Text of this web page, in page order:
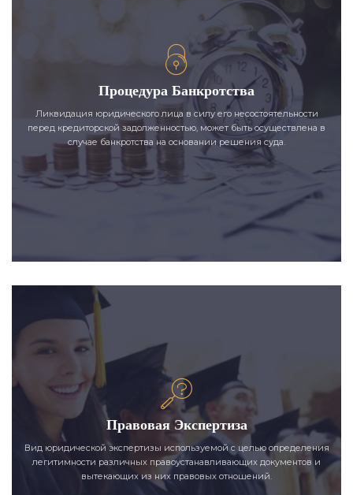
Процедура Банкротства
Ликвидация юридического лица в силу его несостоятельности
перед кредиторской задолженностью, может быть осуществлена в
случае банкротства на основании решения суда.
Правовая Экспертиза
Вид юридической экспертизы используемой с целью определения
легитимности различных правоустанавливающих документов и
вытекающих из них правовых отношений.